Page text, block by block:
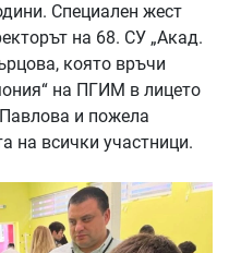
Специален жест
на 68. СУ „Акад.
която връчи
на ПГИМ в лицето
и пожела
на всички участници.